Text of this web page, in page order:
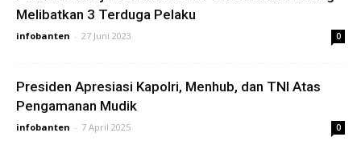
Melibatkan 3 Terduga Pelaku
infobanten - 27 Juni 2023 0
Presiden Apresiasi Kapolri, Menhub, dan TNI Atas
Pengamanan Mudik
infobanten - 7 April 2025 0